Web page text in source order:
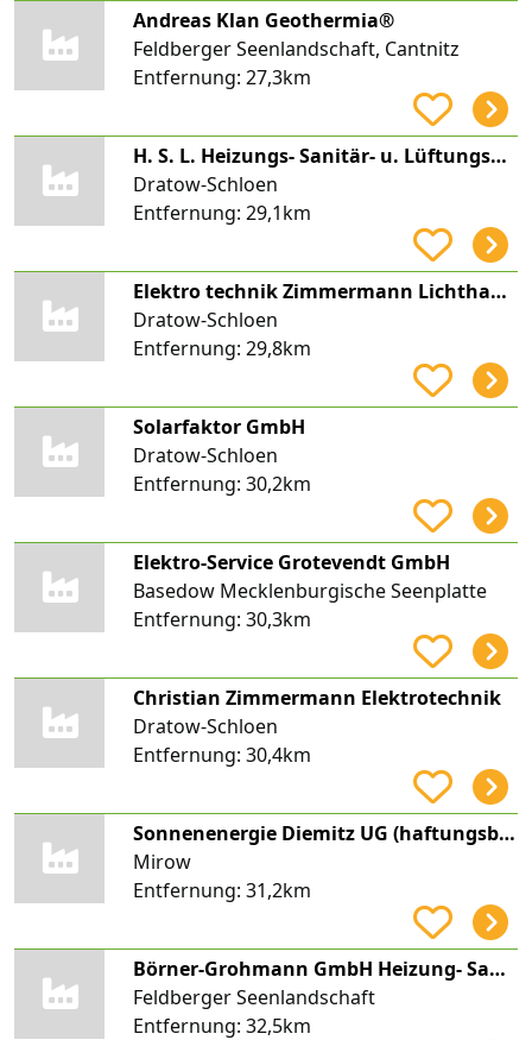
Andreas Klan Geothermia®
Feldberger Seenlandschaft, Cantnitz
Entfernung: 27,3km
H. S. L. Heizungs- Sanitär- u. Lüftungsanlagenbau GmbH Waren
Dratow-Schloen
Entfernung: 29,1km
Elektro technik Zimmermann Lichthaus E-Installation
Dratow-Schloen
Entfernung: 29,8km
Solarfaktor GmbH
Dratow-Schloen
Entfernung: 30,2km
Elektro-Service Grotevendt GmbH
Basedow Mecklenburgische Seenplatte
Entfernung: 30,3km
Christian Zimmermann Elektrotechnik
Dratow-Schloen
Entfernung: 30,4km
Sonnenenergie Diemitz UG (haftungsbeschränkt) & Co. KG
Mirow
Entfernung: 31,2km
Börner-Grohmann GmbH Heizung- Sanitär-Flüssiggasvertrieb
Feldberger Seenlandschaft
Entfernung: 32,5km